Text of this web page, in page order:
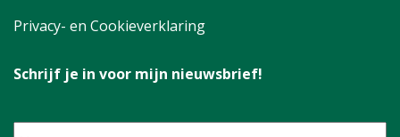
Privacy- en Cookieverklaring
Schrijf je in voor mijn nieuwsbrief!
Naam